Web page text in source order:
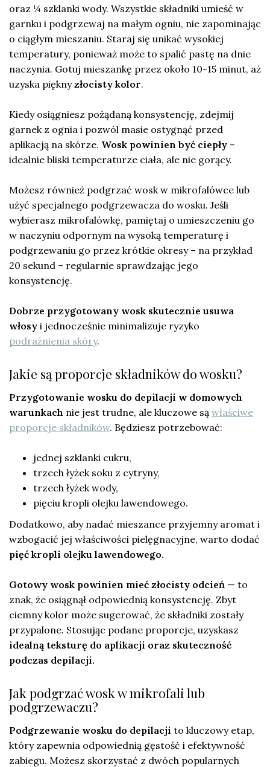
oraz ¼ szklanki wody. Wszystkie składniki umieść w
garnku i podgrzewaj na małym ogniu, nie zapominając
o ciągłym mieszaniu. Staraj się unikać wysokiej
temperatury, ponieważ może to spalić pastę na dnie
naczynia. Gotuj mieszankę przez około 10-15 minut, aż
uzyska pięknyzłocisty kolor.
Kiedy osiągniesz pożądaną konsystencję, zdejmij
garnek z ognia i pozwól masie ostygnąć przed
aplikacją na skórze. Wosk powinien być ciepły –
idealnie bliski temperaturze ciała, ale nie gorący.
Możesz również podgrzać wosk w mikrofalówce lub
użyć specjalnego podgrzewacza do wosku. Jeśli
wybierasz mikrofalówkę, pamiętaj o umieszczeniu go
w naczyniu odpornym na wysoką temperaturę i
podgrzewaniu go przez krótkie okresy – na przykład
20 sekund – regularnie sprawdzając jego
konsystencję.
Dobrze przygotowany wosk skutecznie usuwa
włosy i jednocześnie minimalizuje ryzyko
podrażnienia skóry.
Jakie są proporcje składników do wosku?
Przygotowanie wosku do depilacji w domowych
warunkach nie jest trudne, ale kluczowe są właściwe
proporcje składników. Będziesz potrzebować:
jednej szklanki cukru,
trzech łyżek soku z cytryny,
trzech łyżek wody,
pięciu kropli olejku lawendowego.
Dodatkowo, aby nadać mieszance przyjemny aromat i
wzbogacić jej właściwości pielęgnacyjne, warto dodać
pięć kropli olejku lawendowego.
Gotowy wosk powinien mieć złocisty odcień — to
znak, że osiągnął odpowiednią konsystencję. Zbyt
ciemny kolor może sugerować, że składniki zostały
przypalone. Stosując podane proporcje, uzyskasz
idealną teksturę do aplikacji oraz skuteczność
podczas depilacji.
Jak podgrzać wosk w mikrofali lub
podgrzewaczu?
Podgrzewanie wosku do depilacji to kluczowy etap,
który zapewnia odpowiednią gęstość i efektywność
zabiegu. Możesz skorzystać z dwóch popularnych